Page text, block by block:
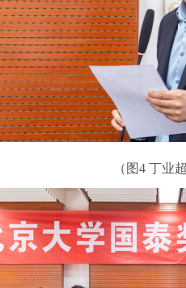
（图4 丁业